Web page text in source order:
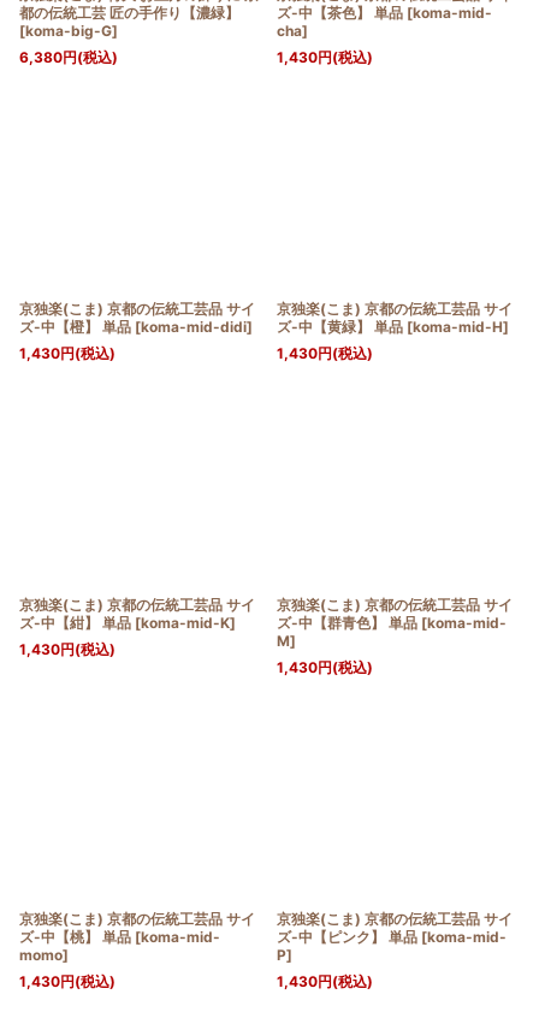
都の伝統工芸 匠の手作り【濃緑】
[koma-big-G]
6,380円(税込)
ズ-中【茶色】 単品 [koma-mid-
cha]
1,430円(税込)
京独楽(こま) 京都の伝統工芸品 サイ
ズ-中【橙】 単品 [koma-mid-didi]
1,430円(税込)
京独楽(こま) 京都の伝統工芸品 サイ
ズ-中【黄緑】 単品 [koma-mid-H]
1,430円(税込)
京独楽(こま) 京都の伝統工芸品 サイ
ズ-中【紺】 単品 [koma-mid-K]
1,430円(税込)
京独楽(こま) 京都の伝統工芸品 サイ
ズ-中【群青色】 単品 [koma-mid-
M]
1,430円(税込)
京独楽(こま) 京都の伝統工芸品 サイ
ズ-中【桃】 単品 [koma-mid-
momo]
1,430円(税込)
京独楽(こま) 京都の伝統工芸品 サイ
ズ-中【ピンク】 単品 [koma-mid-
P]
1,430円(税込)